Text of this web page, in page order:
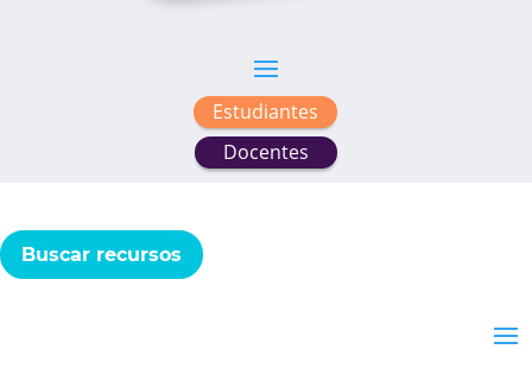
Estudiantes
Docentes
Buscar recursos